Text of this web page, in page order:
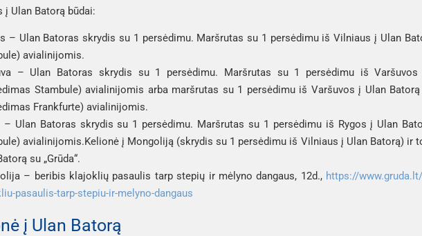
į Ulan Batorą būdai:
– Ulan Batoras skrydis su 1 persėdimu. Maršrutas su 1 persėdimu iš Vilniaus į Ulan
avialinijomis.
– Ulan Batoras skrydis su 1 persėdimu. Maršrutas su 1 persėdimu iš
Stambule) avialinijomis arba maršrutas su 1 persėdimu iš Varšuvos į Ulan
Frankfurte) avialinijomis.
– Ulan Batoras skrydis su 1 persėdimu. Maršrutas su 1 persėdimu iš Rygos į Ulan
avialinijomis.Kelionė į Mongoliją (skrydis su 1 persėdimu iš Vilniaus į Ulan Batorą) ir
su „Grūda“.
– beribis klajoklių pasaulis tarp stepių ir mėlyno dangaus, 12d., https://
pasaulis-tarp-stepiu-ir-melyno-dangaus
į Ulan Batorą